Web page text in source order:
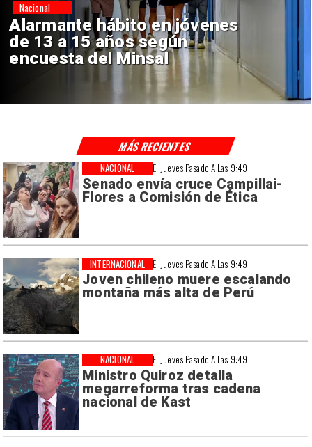
Aprueban creación del Parque
Sebastián Piñera con inversión
de $4 mil millones
Regiones
El Jueves Pasado A Las 9:49
Senado envía cruce Campillai-
Flores a Comisión de Ética
NACIONAL
El Jueves Pasado A Las 9:49
Joven chileno muere escalando
montaña más alta de Perú
INTERNACIONAL
El Jueves Pasado A Las 9:49
Ministro Quiroz detalla
megarreforma tras cadena
nacional de Kast
NACIONAL
MÁS RECIENTES